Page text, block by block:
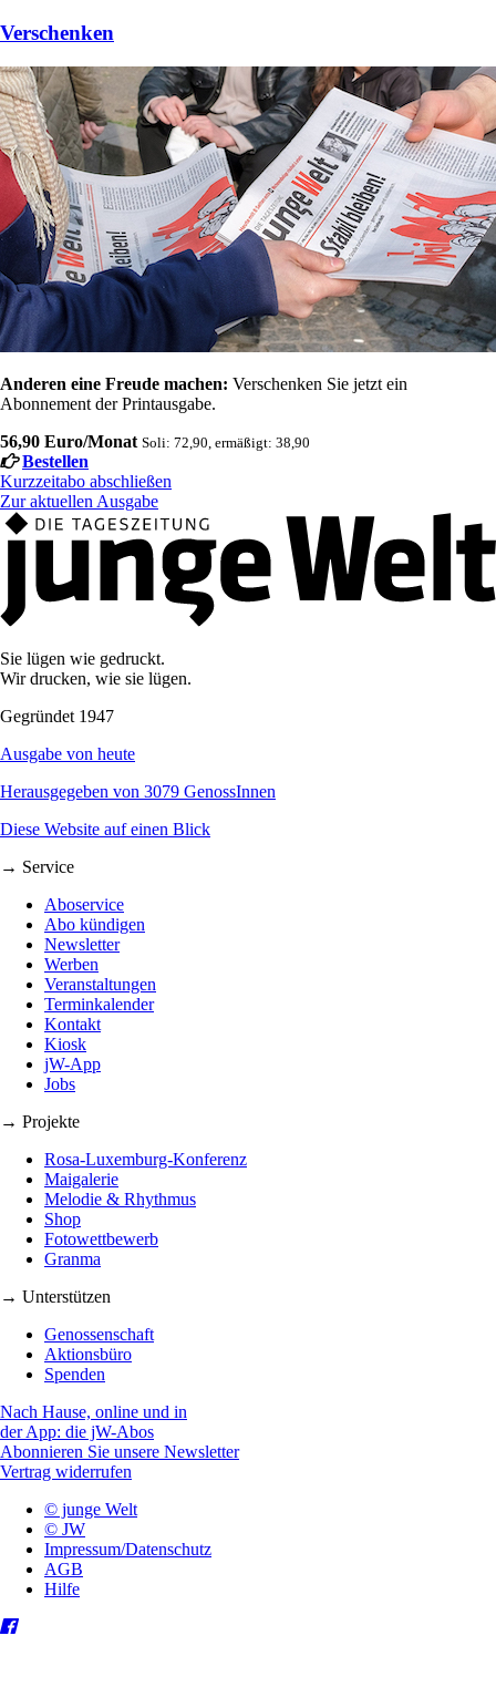
Verschenken
Anderen eine Freude machen: Verschenken Sie jetzt ein
Abonnement der Printausgabe.
56,90 Euro/Monat Soli: 72,90, ermäßigt: 38,90
Bestellen
Kurzzeitabo abschließen
Zur aktuellen Ausgabe
Sie lügen wie gedruckt.
Wir drucken, wie sie lügen.
Gegründet 1947
Ausgabe von heute
Herausgegeben von 3079 GenossInnen
Diese Website auf einen Blick
→ Service
Aboservice
Abo kündigen
Newsletter
Werben
Veranstaltungen
Terminkalender
Kontakt
Kiosk
jW-App
Jobs
→ Projekte
Rosa-Luxemburg-Konferenz
Maigalerie
Melodie & Rhythmus
Shop
Fotowettbewerb
Granma
→ Unterstützen
Genossenschaft
Aktionsbüro
Spenden
Nach Hause, online und in
der App: die jW-Abos
Abonnieren Sie unsere Newsletter
Vertrag widerrufen
© junge Welt
© JW
Impressum/Datenschutz
AGB
Hilfe